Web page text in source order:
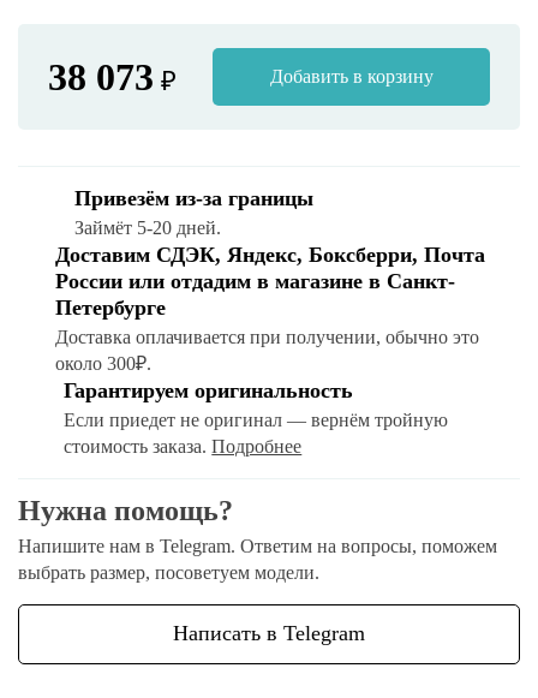
38 073 ₽ Добавить в корзину
Привезём из-за границы
Займёт 5-20 дней.
Доставим СДЭК, Яндекс, Боксберри, Почта
России или отдадим в магазине в Санкт-
Петербурге
Доставка оплачивается при получении, обычно это
около 300₽.
Гарантируем оригинальность
Если приедет не оригинал — вернём тройную
стоимость заказа.Подробнее
Нужна помощь?
Напишите нам в Telegram. Ответим на вопросы, поможем
выбрать размер, посоветуем модели.
Написать в Telegram